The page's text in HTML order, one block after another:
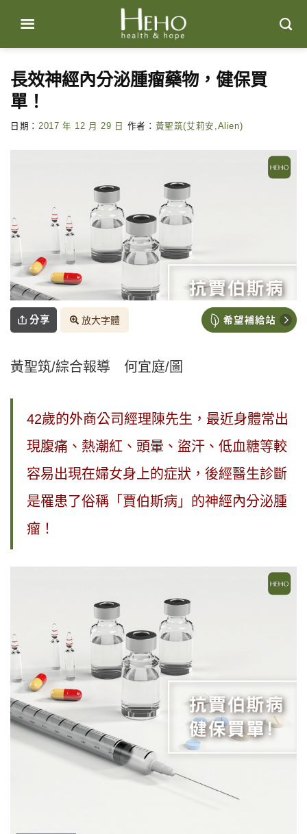
content
長效神經內分泌腫瘤藥物，健保買
單！
日期： 2017 年 12 月 29 日 作者： 黃聖筑(艾莉安,Alien)
分享 放大字體
黃聖筑/綜合報導 何宜庭/圖
42歲的外商公司經理陳先生，最近身體常出
現腹痛、熱潮紅、頭暈、盜汗、低血糖等較
容易出現在婦女身上的症狀，後經醫生診斷
是罹患了俗稱「賈伯斯病」的神經內分泌腫
瘤！